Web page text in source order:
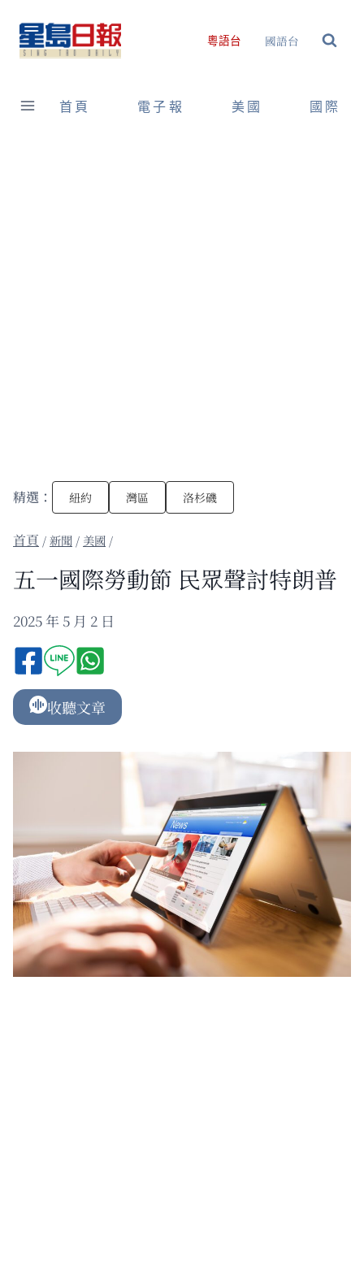
content
粵語台 國語台
首頁 電子報 美國 國際
精選： 紐約 灣區 洛杉磯
/新聞 / 美國 /
五一國際勞動節 民眾聲討特朗普
2025 年 5 月 2 日
收聽文章